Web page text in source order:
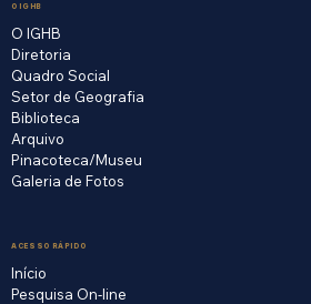
O IGHB
O IGHB
Diretoria
Quadro Social
Setor de Geografia
Biblioteca
Arquivo
Pinacoteca/Museu
Galeria de Fotos
ACESSO RÁPIDO
Início
Pesquisa On-line